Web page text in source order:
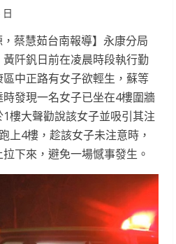
蔡慧茹台南報導】永康分局
阡釩日前在凌晨時段執行勤
中正路有女子欲輕生，蘇等
發現一名女子已坐在4樓圍牆
樓大聲勸說該女子並吸引其注
上4樓，趁該女子未注意時，
下來，避免一場憾事發生。